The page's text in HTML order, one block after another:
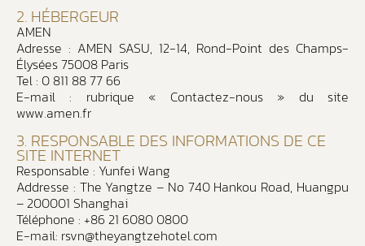
2. HÉBERGEUR
AMEN
Adresse : AMEN SASU, 12-14, Rond-Point des Champs-
Élysées 75008 Paris
Tel : 0 811 88 77 66
E-mail : rubrique « Contactez-nous » du site
www.amen.fr
3. RESPONSABLE DES INFORMATIONS DE CE
SITE INTERNET
Responsable : Yunfei Wang
Addresse : The Yangtze – No 740 Hankou Road, Huangpu
– 200001 Shanghai
Téléphone : +86 21 6080 0800
E-mail: rsvn@theyangtzehotel.com